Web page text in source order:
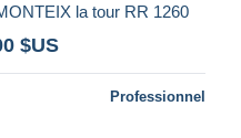
la tour RR 1260
$US
Professionnel